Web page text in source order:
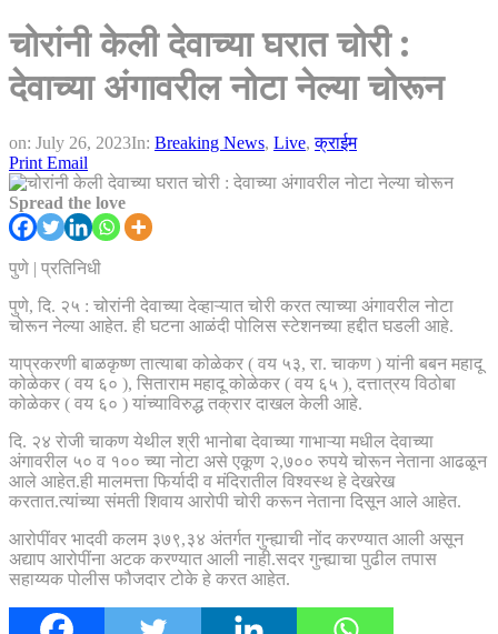
चोरांनी केली देवाच्या घरात चोरी :
देवाच्या अंगावरील नोटा नेल्या चोरून
on: July 26, 2023In: Breaking News, Live,क्राईम
Print Email
Spread the love
पुणे | प्रतिनिधी
पुणे, दि. २५ : चोरांनी देवाच्या देव्हाऱ्यात चोरी करत त्याच्या अंगावरील नोटा
चोरून नेल्या आहेत. ही घटना आळंदी पोलिस स्टेशनच्या हद्दीत घडली आहे.
याप्रकरणी बाळकृष्ण तात्याबा कोळेकर ( वय ५३, रा. चाकण ) यांनी बबन महादू
कोळेकर ( वय ६० ), सिताराम महादू कोळेकर ( वय ६५ ), दत्तात्रय विठोबा
कोळेकर ( वय ६० ) यांच्याविरुद्ध तक्रार दाखल केली आहे.
दि. २४ रोजी चाकण येथील श्री भानोबा देवाच्या गाभाऱ्या मधील देवाच्या
अंगावरील ५० व १०० च्या नोटा असे एकूण २,७०० रुपये चोरून नेताना आढळून
आले आहेत.ही मालमत्ता फिर्यादी व मंदिरातील विश्वस्थ हे देखरेख
करतात.त्यांच्या संमती शिवाय आरोपी चोरी करून नेताना दिसून आले आहेत.
आरोपींवर भादवी कलम ३७९,३४ अंतर्गत गुन्ह्याची नोंद करण्यात आली असून
अद्याप आरोपींना अटक करण्यात आली नाही.सदर गुन्ह्याचा पुढील तपास
सहाय्यक पोलीस फौजदार टोके हे करत आहेत.